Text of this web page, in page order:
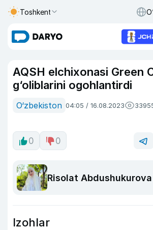
Toshkent
AQSH elchixonasi Green
g‘oliblarini ogohlantirdi
O‘zbekiston 04:05 / 16.08.2023
0 0
Risolat Abdushukurova
Izohlar